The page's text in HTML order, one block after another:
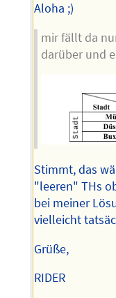
Aloha ;)
mir fällt da
darüber und
Stimmt, das
"leeren" THs
bei meiner
vielleicht
Grüße,
RIDER